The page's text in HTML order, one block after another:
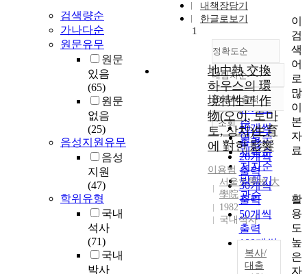
검색량순
가나다순
원문유무
원문
있음
(65)
원문
없음
(25)
음성지원유무
음성
지원
(47)
학위유형
국내
석사
(71)
국내
박사
내책장담기
한글로보기
정확도순
정확도
순
인기도
순
연도순
제목순
저자순
발행기
관순
내림차순
내림차순
10개씩 출력
10개씩
출력
20개씩
출력
30개씩
출력
50개씩
출력
100개씩
출력
조회
1
地中熱 交換
하우스의 環
境特性과 作
物(오이, 토마
토, 상치)生育
에 對한 影響
이용범
서울大學校 大
學院
1982
국내석사
복사/
대출
이
검
색
어
로
많
이
본
자
료
활
용
도
높
은
자